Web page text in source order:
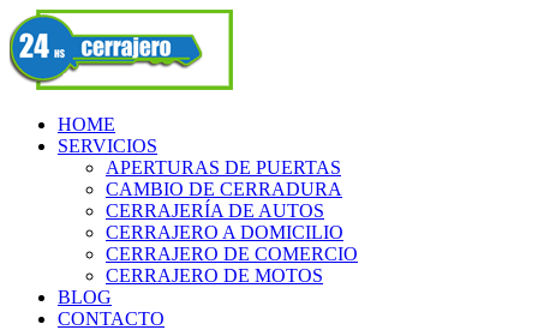
Skip
to
content
Facebook
HOME
SERVICIOS
APERTURAS DE PUERTAS
CAMBIO DE CERRADURA
CERRAJERÍA DE AUTOS
CERRAJERO A DOMICILIO
CERRAJERO DE COMERCIO
CERRAJERO DE MOTOS
BLOG
CONTACTO